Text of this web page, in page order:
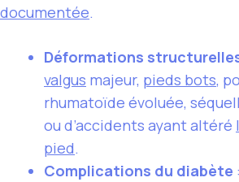
documentée.
Déformations
valgus majeur, pieds bots,
rhumatoïde évoluée,
ou d’accidents ayant altéré
pied.
Complications du diabète